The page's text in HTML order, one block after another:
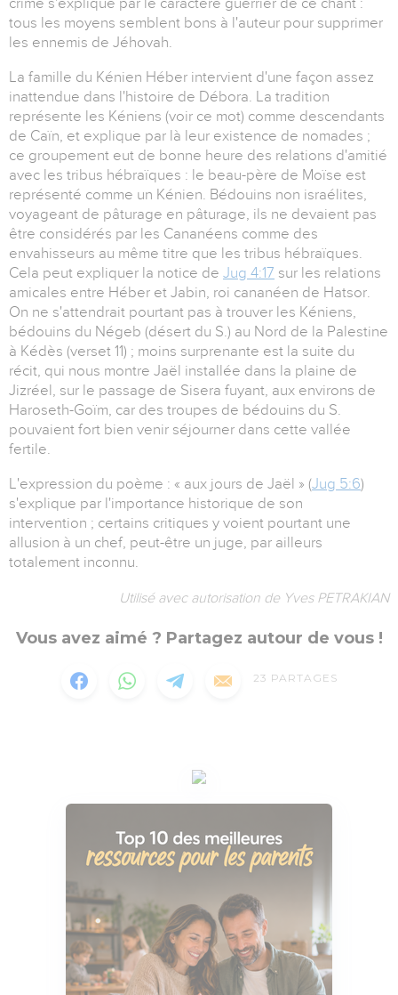
tous les moyens semblent bons à l'auteur pour supprimer
les ennemis de Jéhovah.
La famille du Kénien Héber intervient d'une façon assez
inattendue dans l'histoire de Débora. La tradition
représente les Kéniens (voir ce mot) comme descendants
de Caïn, et explique par là leur existence de nomades ;
ce groupement eut de bonne heure des relations d'amitié
avec les tribus hébraïques : le beau-père de Moïse est
représenté comme un Kénien. Bédouins non israélites,
voyageant de pâturage en pâturage, ils ne devaient pas
être considérés par les Cananéens comme des
envahisseurs au même titre que les tribus hébraïques.
Cela peut expliquer la notice de Jug 4:17 sur les relations
amicales entre Héber et Jabin, roi cananéen de Hatsor.
On ne s'attendrait pourtant pas à trouver les Kéniens,
bédouins du Négeb (désert du S.) au Nord de la Palestine
à Kédès (verset 11) ; moins surprenante est la suite du
récit, qui nous montre Jaël installée dans la plaine de
Jizréel, sur le passage de Sisera fuyant, aux environs de
Haroseth-Goïm, car des troupes de bédouins du S.
pouvaient fort bien venir séjourner dans cette vallée
fertile.
L'expression du poème : « aux jours de Jaël » (Jug 5:6)
s'explique par l'importance historique de son
intervention ; certains critiques y voient pourtant une
allusion à un chef, peut-être un juge, par ailleurs
totalement inconnu.
Utilisé avec autorisation de Yves PETRAKIAN
Vous avez aimé ? Partagez autour de vous !
23 PARTAGES